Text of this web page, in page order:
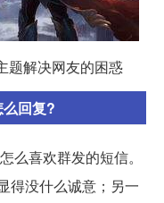
题解决网友的困惑
回复?
么喜欢群发的短信。
得没什么诚意；另一